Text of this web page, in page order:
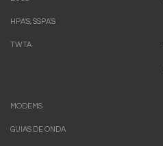
HPA'S, SSPA'S
TWTA
MODEMS
GUIAS DE ONDA